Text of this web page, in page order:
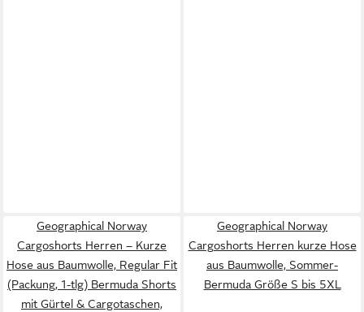
Geographical Norway
Cargoshorts Herren – Kurze
Hose aus Baumwolle, Regular Fit
(Packung, 1-tlg) Bermuda Shorts
mit Gürtel & Cargotaschen,
Geographical Norway
Cargoshorts Herren kurze Hose
aus Baumwolle, Sommer-
Bermuda Größe S bis 5XL